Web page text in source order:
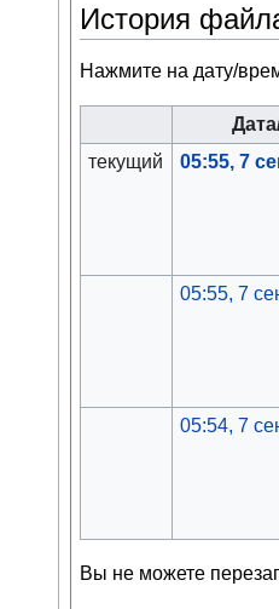
История
Нажмите на дату/
текущий
05:55, 7
05:55, 7
05:54, 7
Вы не можете